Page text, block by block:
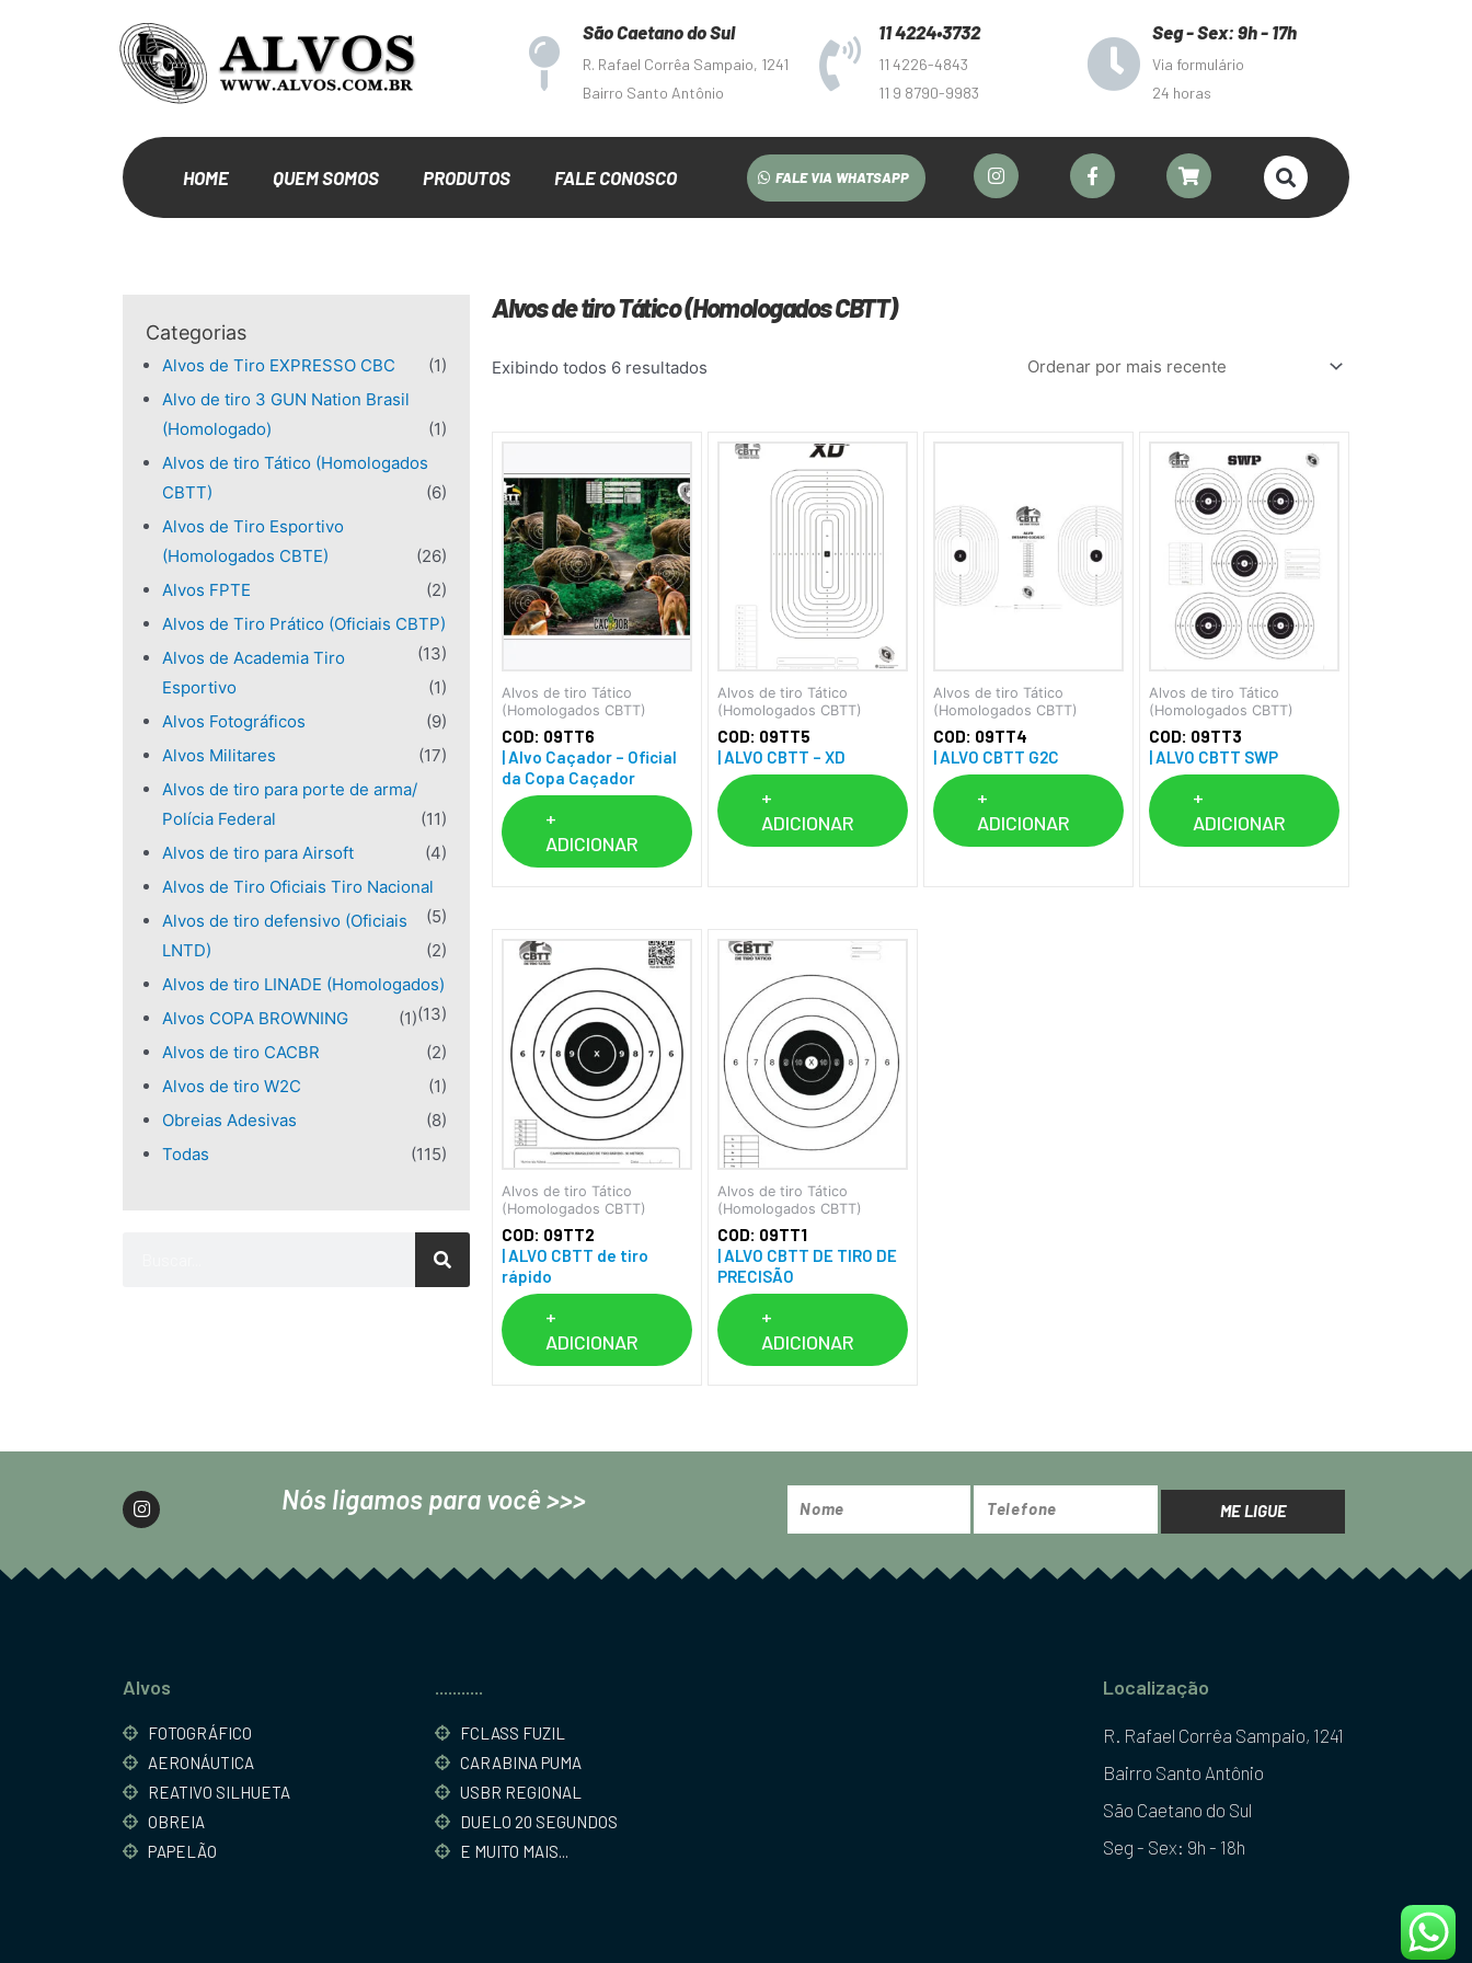
São Caetano do Sul
R. Rafael Corrêa Sampaio, 1241
Bairro Santo Antônio
11 4224•3732
11 4226-4843
11 9 8790-9983
Seg - Sex: 9h - 17h
Via formulário
24 horas
HOME QUEM SOMOS PRODUTOS FALE CONOSCO FALE VIA WHATSAPP
Categorias
Alvos de Tiro EXPRESSO CBC
(1)
Alvo de tiro 3 GUN Nation Brasil
(Homologado)
(1)
Alvos de tiro Tático (Homologados
CBTT)
(6)
Alvos de Tiro Esportivo
(Homologados CBTE)
(26)
Alvos FPTE
(2)
Alvos de Tiro Prático (Oficiais CBTP)
(13)
Alvos de Academia Tiro
Esportivo
(1)
Alvos Fotográficos
(9)
Alvos Militares
(17)
Alvos de tiro para porte de arma/
Polícia Federal
(11)
Alvos de tiro para Airsoft
(4)
Alvos de Tiro Oficiais Tiro Nacional
(5)
Alvos de tiro defensivo (Oficiais
LNTD)
(2)
Alvos de tiro LINADE (Homologados)
(13)
Alvos COPA BROWNING
(1)
Alvos de tiro CACBR
(2)
Alvos de tiro W2C
(1)
Obreias Adesivas
(8)
Todas
(115)
Alvos de tiro Tático (Homologados CBTT)
Exibindo todos 6 resultados
Alvos de tiro Tático
(Homologados CBTT)
COD: 09TT6
| Alvo Caçador – Oficial
da Copa Caçador
+
ADICIONAR
Alvos de tiro Tático
(Homologados CBTT)
COD: 09TT5
| ALVO CBTT – XD
+
ADICIONAR
Alvos de tiro Tático
(Homologados CBTT)
COD: 09TT4
| ALVO CBTT G2C
+
ADICIONAR
Alvos de tiro Tático
(Homologados CBTT)
COD: 09TT3
| ALVO CBTT SWP
+
ADICIONAR
Alvos de tiro Tático
(Homologados CBTT)
COD: 09TT2
| ALVO CBTT de tiro
rápido
+
ADICIONAR
Alvos de tiro Tático
(Homologados CBTT)
COD: 09TT1
| ALVO CBTT DE TIRO DE
PRECISÃO
+
ADICIONAR
Nós ligamos para você >>> ME LIGUE
Alvos
FOTOGRÁFICO
AERONÁUTICA
REATIVO SILHUETA
OBREIA
PAPELÃO
...........
FCLASS FUZIL
CARABINA PUMA
USBR REGIONAL
DUELO 20 SEGUNDOS
E MUITO MAIS...
Localização
R. Rafael Corrêa Sampaio, 1241
Bairro Santo Antônio
São Caetano do Sul
Seg - Sex: 9h - 18h